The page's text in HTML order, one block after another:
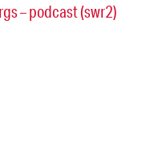
– podcast (swr2)